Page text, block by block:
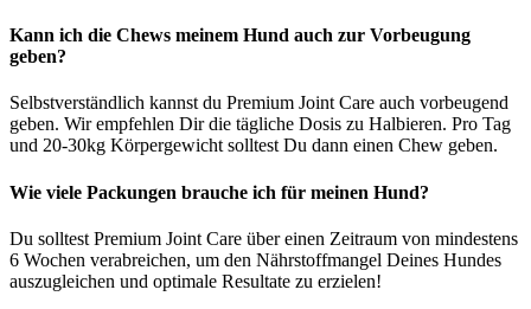
Kann ich die Chews meinem Hund auch zur Vorbeugung
geben?
Selbstverständlich kannst du Premium Joint Care auch vorbeugend
geben. Wir empfehlen Dir die tägliche Dosis zu Halbieren. Pro Tag
und 20-30kg Körpergewicht solltest Du dann einen Chew geben.
Wie viele Packungen brauche ich für meinen Hund?
Du solltest Premium Joint Care über einen Zeitraum von mindestens
6 Wochen verabreichen, um den Nährstoffmangel Deines Hundes
auszugleichen und optimale Resultate zu erzielen!